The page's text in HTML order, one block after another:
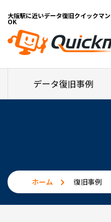
大阪駅に近いデータ復旧クイックマ
OK
データ復旧事例
ホーム 復旧事例